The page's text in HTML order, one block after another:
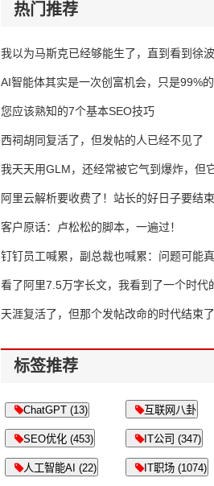
热门推荐
我以为马斯克已经够能生了，直到看到
AI智能体其实是一次创富机会，只是99%
错过了
您应该熟知的7个基本SEO技巧
西祠胡同复活了，但发帖的人已经不见了
我天天用GLM，还经常被它气到爆炸，但
16万亿
阿里云解析要收费了！站长的好日子要结
客户原话：卢松松的脚本，一遍过！
钉钉员工喊累，副总裁也喊累：问题可能
了
看了阿里7.5万字长文，我看到了一个时代
天涯复活了，但那个发帖改命的时代结束了
标签推荐
ChatGPT (13) 互联网八卦
SEO优化 (453) IT公司 (347)
人工智能AI (22) IT职场 (1074)